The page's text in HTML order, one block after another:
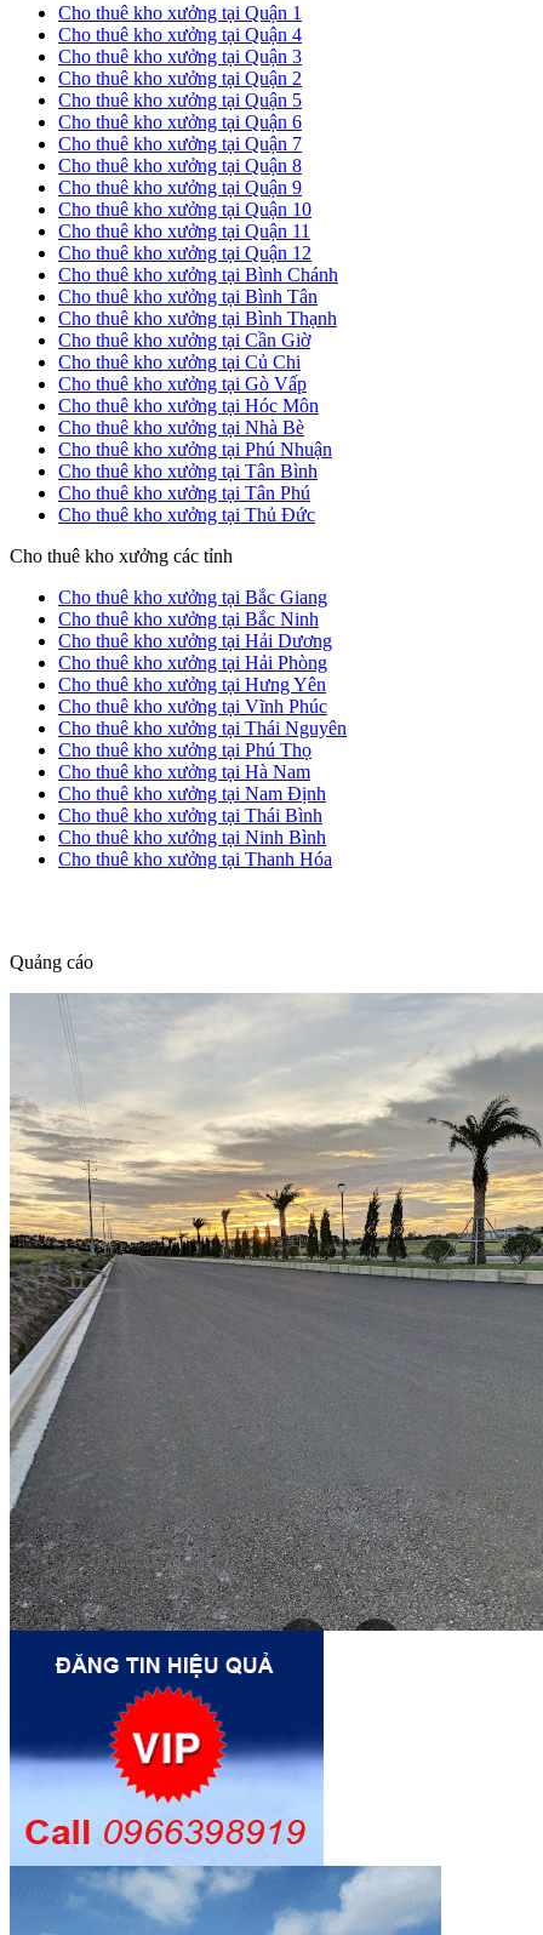
Cho thuê kho xưởng tại Quận 1
Cho thuê kho xưởng tại Quận 4
Cho thuê kho xưởng tại Quận 3
Cho thuê kho xưởng tại Quận 2
Cho thuê kho xưởng tại Quận 5
Cho thuê kho xưởng tại Quận 6
Cho thuê kho xưởng tại Quận 7
Cho thuê kho xưởng tại Quận 8
Cho thuê kho xưởng tại Quận 9
Cho thuê kho xưởng tại Quận 10
Cho thuê kho xưởng tại Quận 11
Cho thuê kho xưởng tại Quận 12
Cho thuê kho xưởng tại Bình Chánh
Cho thuê kho xưởng tại Bình Tân
Cho thuê kho xưởng tại Bình Thạnh
Cho thuê kho xưởng tại Cần Giờ
Cho thuê kho xưởng tại Củ Chi
Cho thuê kho xưởng tại Gò Vấp
Cho thuê kho xưởng tại Hóc Môn
Cho thuê kho xưởng tại Nhà Bè
Cho thuê kho xưởng tại Phú Nhuận
Cho thuê kho xưởng tại Tân Bình
Cho thuê kho xưởng tại Tân Phú
Cho thuê kho xưởng tại Thủ Đức
Cho thuê kho xưởng các tỉnh
Cho thuê kho xưởng tại Bắc Giang
Cho thuê kho xưởng tại Bắc Ninh
Cho thuê kho xưởng tại Hải Dương
Cho thuê kho xưởng tại Hải Phòng
Cho thuê kho xưởng tại Hưng Yên
Cho thuê kho xưởng tại Vĩnh Phúc
Cho thuê kho xưởng tại Thái Nguyên
Cho thuê kho xưởng tại Phú Thọ
Cho thuê kho xưởng tại Hà Nam
Cho thuê kho xưởng tại Nam Định
Cho thuê kho xưởng tại Thái Bình
Cho thuê kho xưởng tại Ninh Bình
Cho thuê kho xưởng tại Thanh Hóa
Quảng cáo